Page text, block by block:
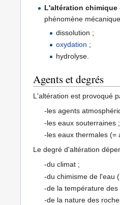
L'altération chimique
phénomène
dissolution ;
oxydation ;
hydrolyse.
Agents et degrés
L'altération est provoqué
-les agents
-les eaux souterraines
-les eaux thermales
Le degré d'altération
-du climat ;
-du chimisme de l'eau
-de la température des
-de la nature des